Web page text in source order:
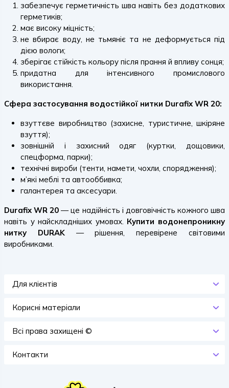
забезпечує герметичність шва навіть без додаткових
герметиків;
має високу міцність;
не вбирає воду, не тьмяніє та не деформується під
дією вологи;
зберігає стійкість кольору після прання й впливу сонця;
придатна для інтенсивного промислового
використання.
Сфера застосування водостійкої нитки Durafix WR 20:
взуттєве виробництво (захисне, туристичне, шкіряне
взуття);
зовнішній і захисний одяг (куртки, дощовики,
спецформа, парки);
технічні вироби (тенти, намети, чохли, спорядження);
м’які меблі та автооббивка;
галантерея та аксесуари.
Durafix WR 20 — це надійність і довговічність кожного шва
навіть у найскладніших умовах. Купити водонепроникну
нитку DURAK— рішення, перевірене світовими
виробниками.
Для клієнтів
Корисні матеріали
Всi права захищенi ©
Контакти